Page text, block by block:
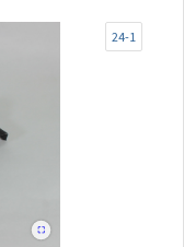
24-1